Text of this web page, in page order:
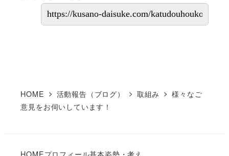
HOME 活動報告（ブログ） 取組み
様々なご
意見をお伺いしています！
HOMEプロフィール基本姿勢・考え